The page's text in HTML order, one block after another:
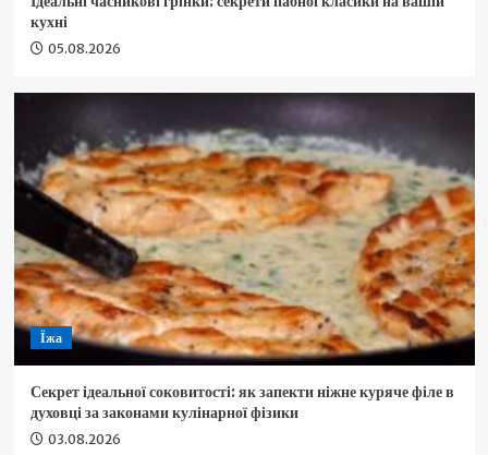
кухні
05.08.2026
Їжа
Секрет ідеальної соковитості: як запекти ніжне куряче філе в
духовці за законами кулінарної фізики
03.08.2026